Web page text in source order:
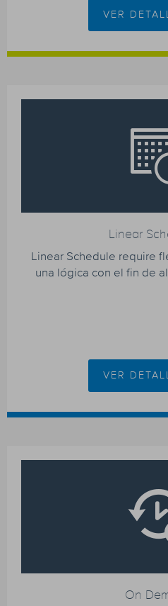
VER
Linear
Linear Schedule require
una lógica con el fin de
VER
On